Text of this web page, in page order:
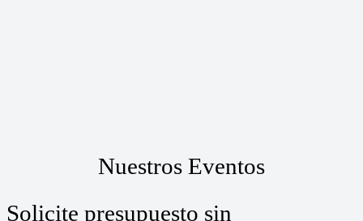
Nuestros Eventos
Solicite presupuesto sin